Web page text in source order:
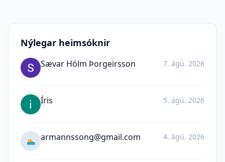
Nýlegar heimsóknir
Sævar Hólm Þorgeirsson 7. ágú. 2026
Íris 5. ágú. 2026
🏊 armannssong@gmail.com 4. ágú. 2026